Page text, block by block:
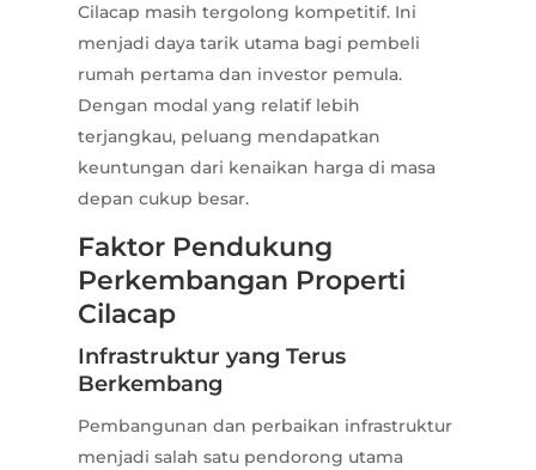
Cilacap masih tergolong kompetitif. Ini
menjadi daya tarik utama bagi pembeli
rumah pertama dan investor pemula.
Dengan modal yang relatif lebih
terjangkau, peluang mendapatkan
keuntungan dari kenaikan harga di masa
depan cukup besar.
Faktor Pendukung
Perkembangan Properti
Cilacap
Infrastruktur yang Terus
Berkembang
Pembangunan dan perbaikan infrastruktur
menjadi salah satu pendorong utama